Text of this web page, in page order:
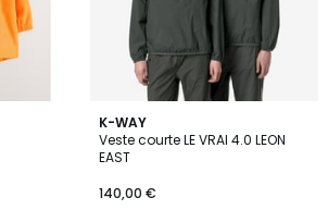
K-WAY
Veste courte LE VRAI 4.0 LEON
EAST
140,00 €
2
Couleurs